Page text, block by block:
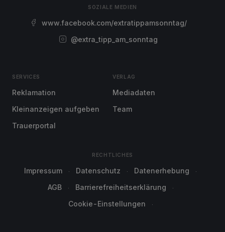
SOZIALE MEDIEN
www.facebook.com/extratippamsonntag/
@extra_tipp_am_sonntag
SERVICES
Reklamation
Kleinanzeigen aufgeben
Trauerportal
VERLAG
Mediadaten
Team
RECHTLICHES
Impressum Datenschutz
Datenerhebung
AGB
Barrierefreiheitserklärung
Cookie-Einstellungen